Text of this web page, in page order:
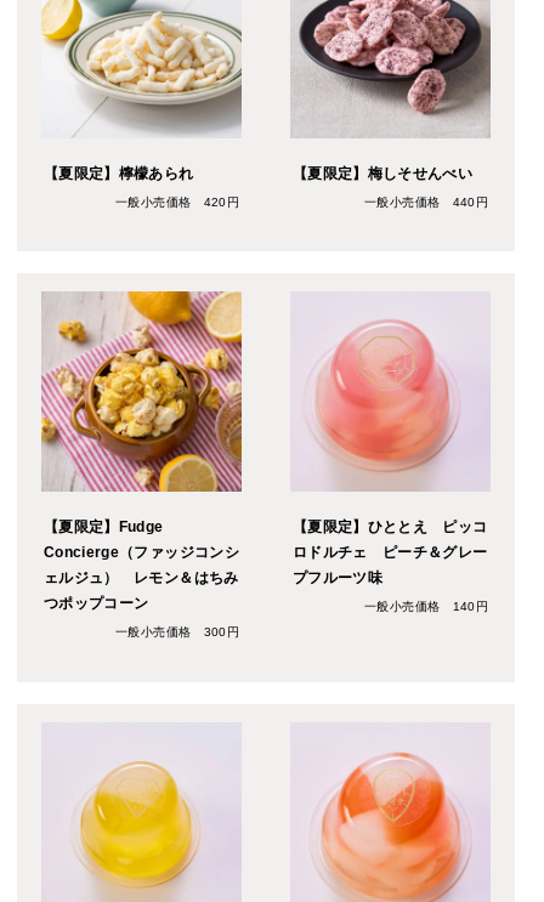
【夏限定】檸檬あられ
一般小売価格 420円
【夏限定】梅しそせんべい
一般小売価格 440円
【夏限定】Fudge
Concierge（ファッジコンシ
ェルジュ） レモン＆はちみ
つポップコーン
一般小売価格 300円
【夏限定】ひととえ ピッコ
ロドルチェ ピーチ＆グレー
プフルーツ味
一般小売価格 140円